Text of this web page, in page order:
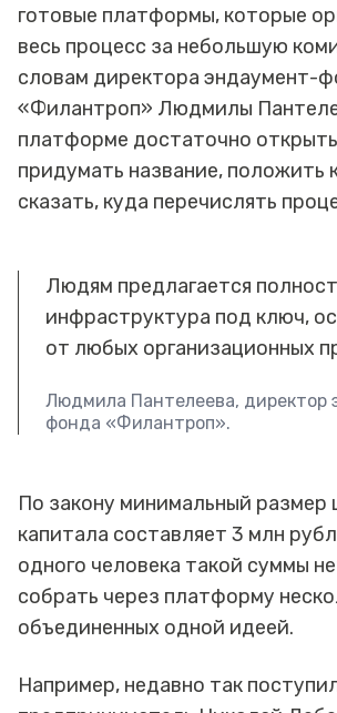
готовые платформы, которые
весь процесс за небольшую
словам директора эндаумент-
«Филантроп» Людмилы
платформе достаточно
придумать название, положить
сказать, куда перечислять
Людям предлагается
инфраструктура под ключ,
от любых организационных
Людмила Пантелеева, директор
фонда «Филантроп».
По закону минимальный размер
капитала составляет 3 млн
одного человека такой суммы
собрать через платформу
объединенных одной идеей.
Например, недавно так